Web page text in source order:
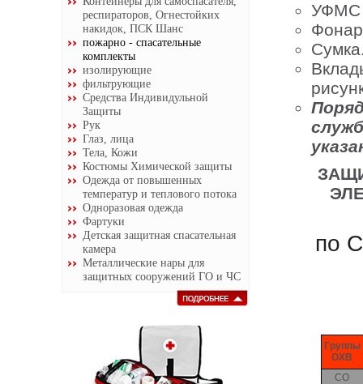
респираторов, Огнестойких
накидок, ПСК Шанс
пожарно - спасательные
комплекты
изолирующие
фильтрующие
Средства Индивидульной
Защиты
Рук
Глаз, лица
Тела, Кожи
Костюмы Химической защиты
Одежда от повышенных
температур и теплового потока
Одноразовая одежда
Фартуки
Детская защитная спасательная
камера
Металлические нары для
защитных сооружений ГО и ЧС
УФМС
по
Группы
ОХВ
CO